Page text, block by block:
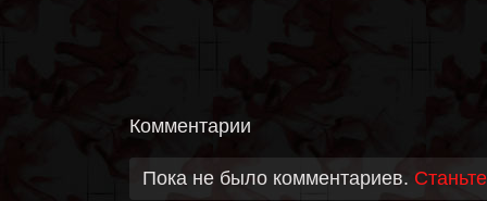
Комментарии
Пока не было комментариев.